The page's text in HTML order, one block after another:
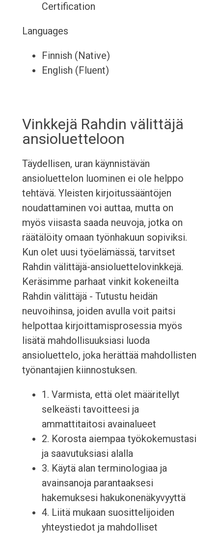
Certification
Languages
Finnish (Native)
English (Fluent)
Vinkkejä Rahdin välittäjä
ansioluetteloon
Täydellisen, uran käynnistävän
ansioluettelon luominen ei ole helppo
tehtävä. Yleisten kirjoitussääntöjen
noudattaminen voi auttaa, mutta on
myös viisasta saada neuvoja, jotka on
räätälöity omaan työnhakuun sopiviksi.
Kun olet uusi työelämässä, tarvitset
Rahdin välittäjä-ansioluettelovinkkejä.
Keräsimme parhaat vinkit kokeneilta
Rahdin välittäjä - Tutustu heidän
neuvoihinsa, joiden avulla voit paitsi
helpottaa kirjoittamisprosessia myös
lisätä mahdollisuuksiasi luoda
ansioluettelo, joka herättää mahdollisten
työnantajien kiinnostuksen.
1. Varmista, että olet määritellyt
selkeästi tavoitteesi ja
ammattitaitosi avainalueet
2. Korosta aiempaa työkokemustasi
ja saavutuksiasi alalla
3. Käytä alan terminologiaa ja
avainsanoja parantaaksesi
hakemuksesi hakukonenäkyvyyttä
4. Liitä mukaan suosittelijoiden
yhteystiedot ja mahdolliset